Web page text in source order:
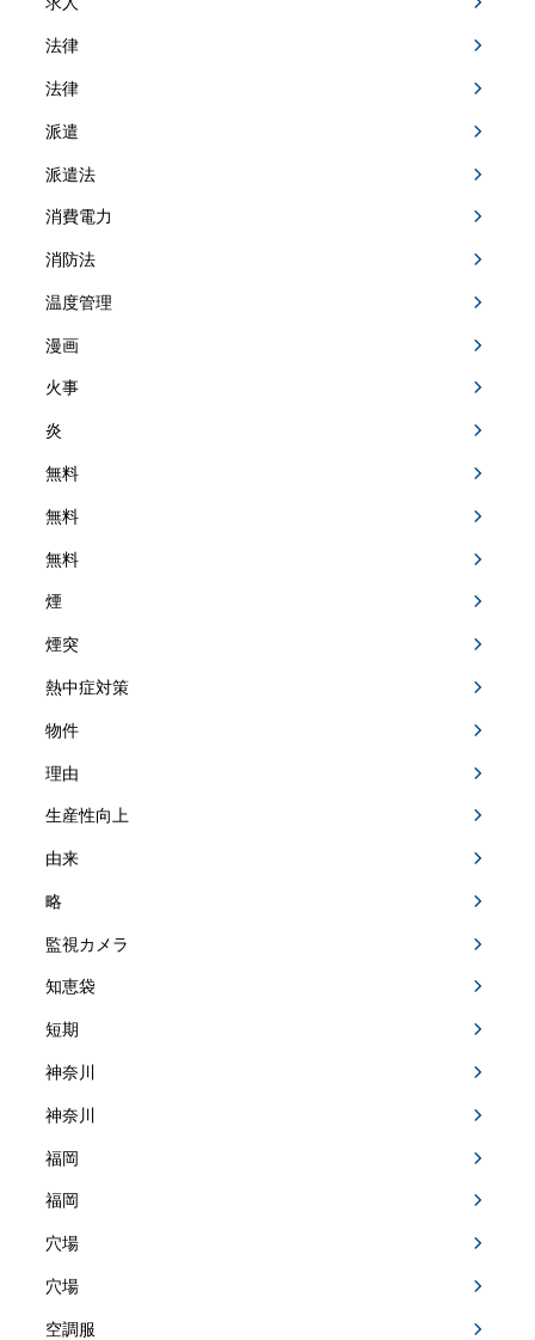
法律
法律
派遣
派遣法
消費電力
消防法
温度管理
漫画
火事
炎
無料
無料
無料
煙
煙突
熱中症対策
物件
理由
生産性向上
由来
略
監視カメラ
知恵袋
短期
神奈川
神奈川
福岡
福岡
穴場
穴場
空調服